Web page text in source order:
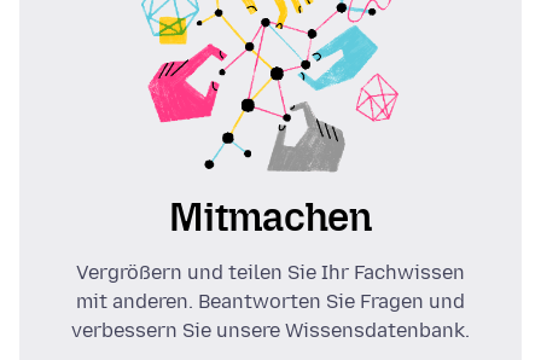
Mitmachen
Vergrößern und teilen Sie Ihr Fachwissen
mit anderen. Beantworten Sie Fragen und
verbessern Sie unsere Wissensdatenbank.